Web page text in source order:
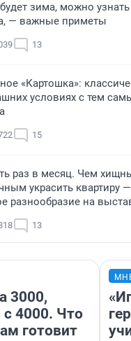
зима, можно
— важные приметы
13
«Картошка»:
условиях с тем
15
раз в месяц. Чем
украсить квартиру
разнообразие на
13
3000,
4000. Что
готовит